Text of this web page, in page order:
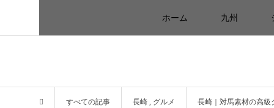
ホーム 九州
すべての記事 長崎 , グルメ 長崎｜対馬素材の高級